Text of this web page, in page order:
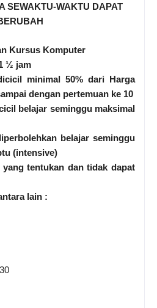
SEWAKTU-WAKTU DAPAT
Kursus Komputer
½ jam
minimal 50% dari Harga
dengan pertemuan ke 10
belajar seminggu maksimal
belajar seminggu
(intensive)
yang tentukan dan tidak dapat
lain :